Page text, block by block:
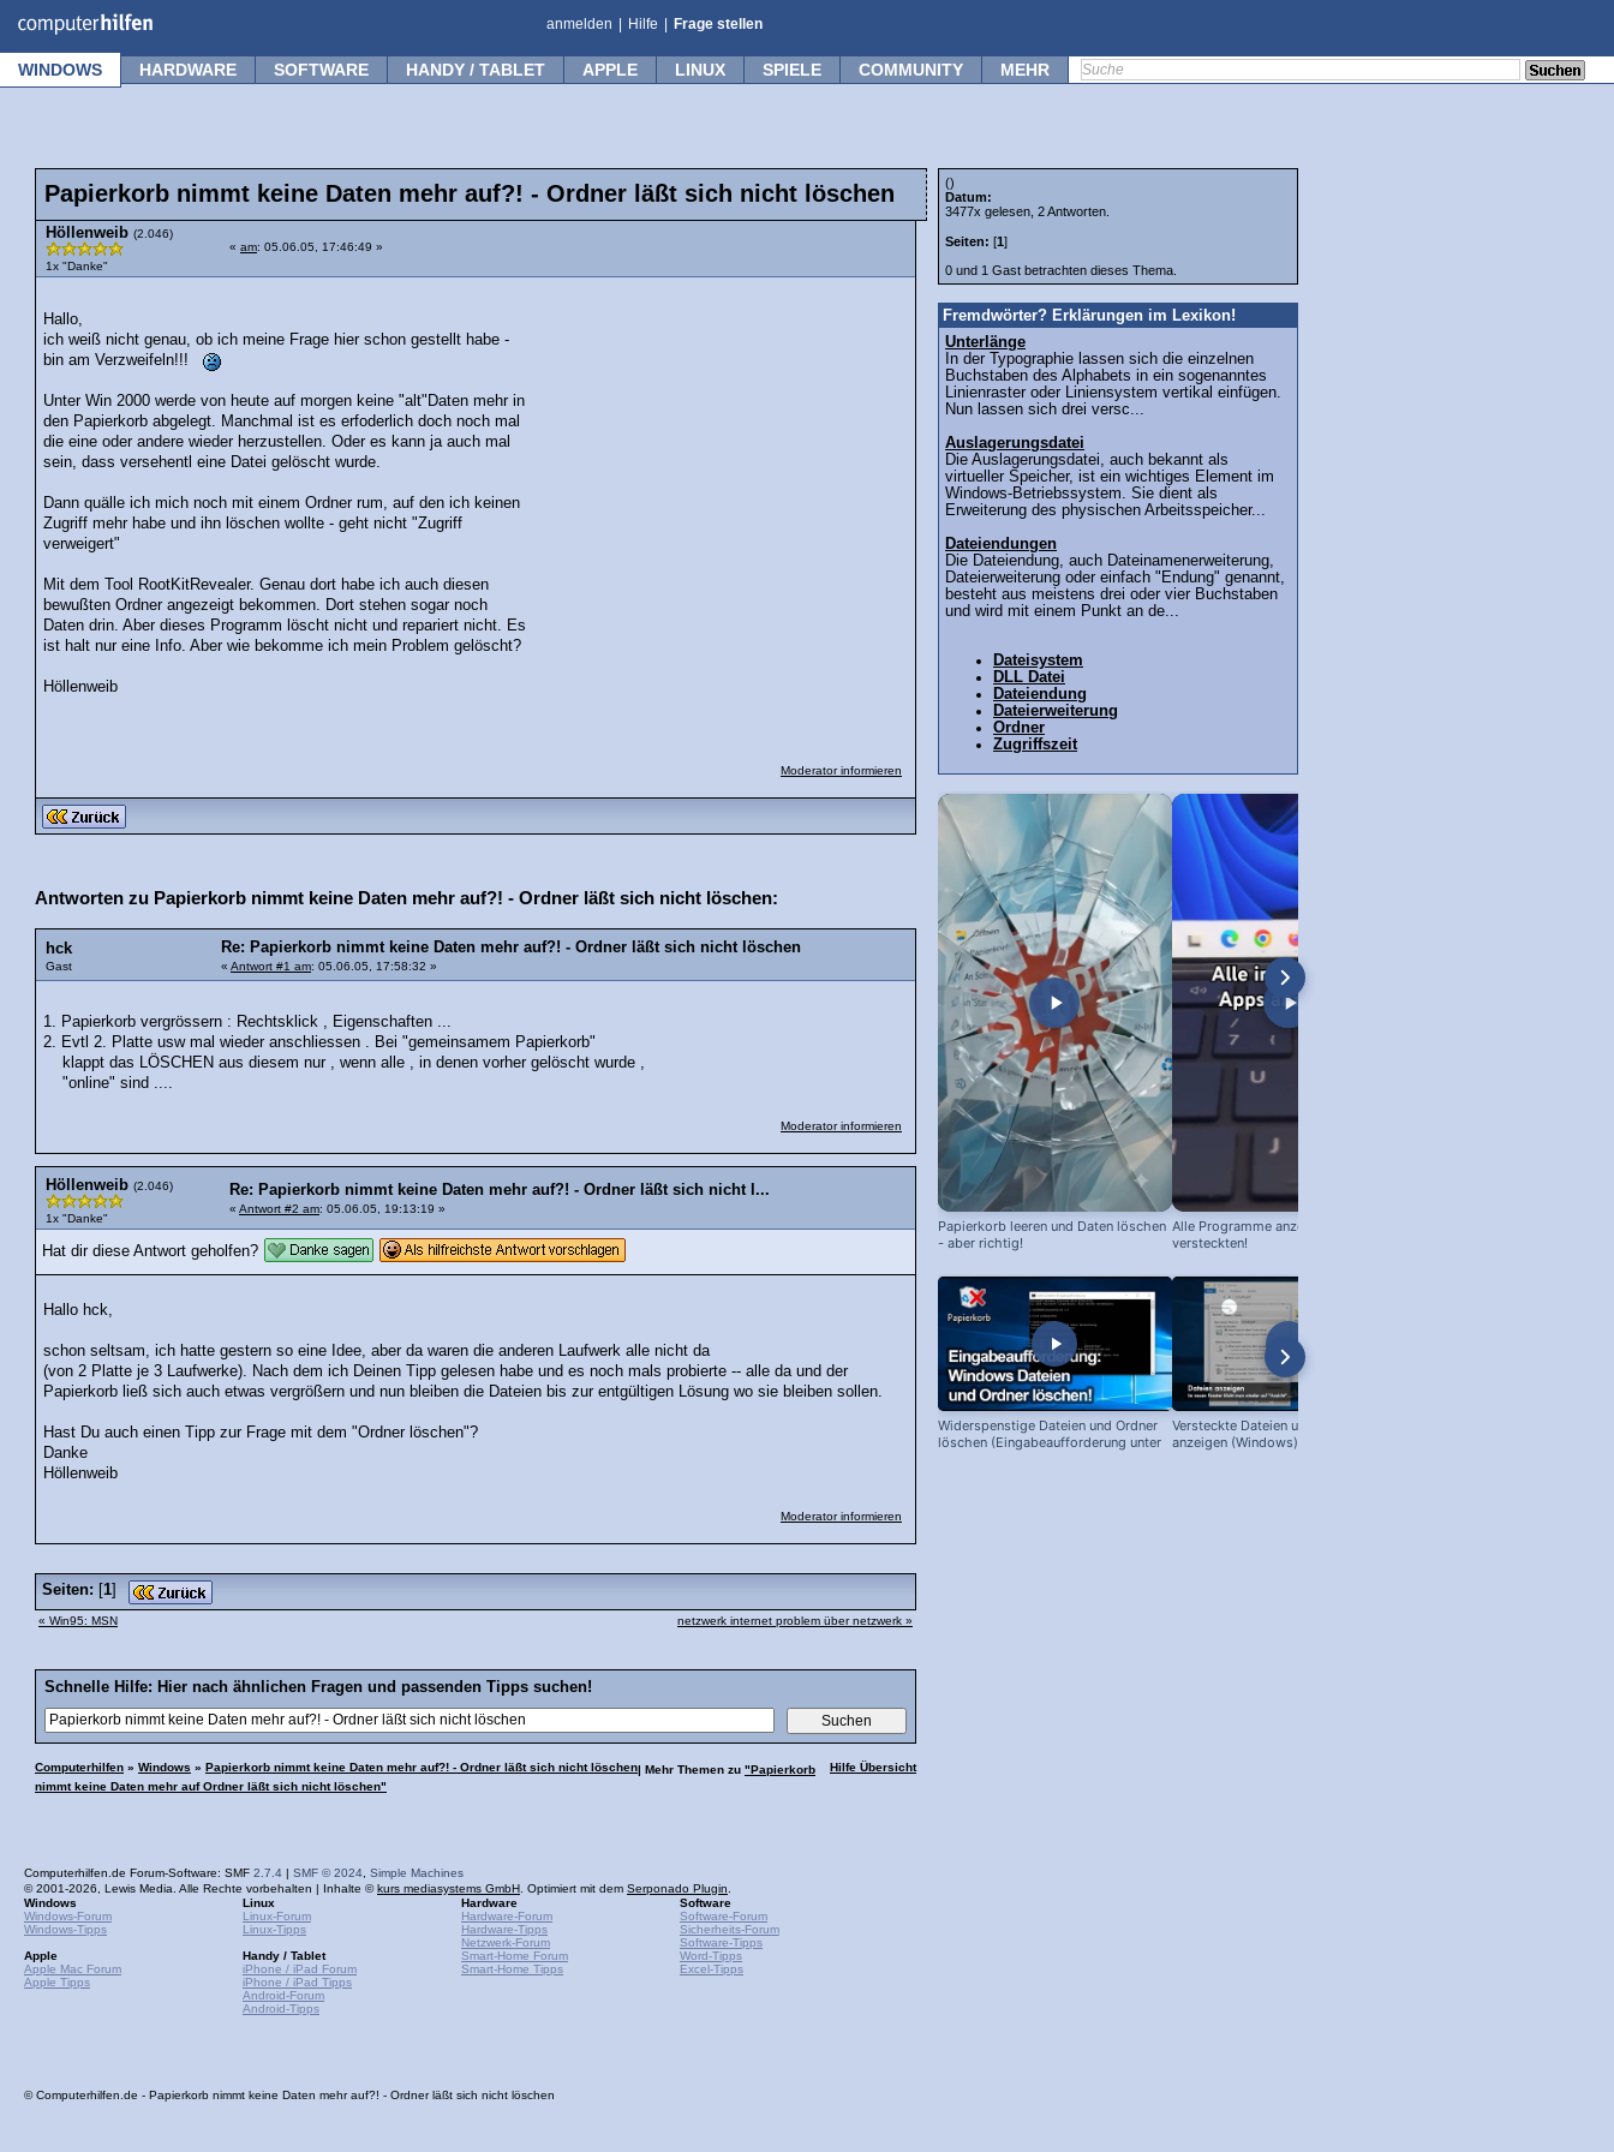
anmelden Hilfe Frage stellen
WINDOWS HARDWARE SOFTWARE HANDY / TABLET APPLE LINUX SPIELE COMMUNITY MEHR
Papierkorb nimmt keine Daten mehr auf?! - Ordner läßt sich nicht löschen
Höllenweib (2.046)
1x "Danke"
« am: 05.06.05, 17:46:49 »
Hallo,
ich weiß nicht genau, ob ich meine Frage hier schon gestellt habe -
bin am Verzweifeln!!!
Unter Win 2000 werde von heute auf morgen keine "alt"Daten mehr in
den Papierkorb abgelegt. Manchmal ist es erfoderlich doch noch mal
die eine oder andere wieder herzustellen. Oder es kann ja auch mal
sein, dass versehentl eine Datei gelöscht wurde.
Dann quälle ich mich noch mit einem Ordner rum, auf den ich keinen
Zugriff mehr habe und ihn löschen wollte - geht nicht "Zugriff
verweigert"
Mit dem Tool RootKitRevealer. Genau dort habe ich auch diesen
bewußten Ordner angezeigt bekommen. Dort stehen sogar noch
Daten drin. Aber dieses Programm löscht nicht und repariert nicht. Es
ist halt nur eine Info. Aber wie bekomme ich mein Problem gelöscht?
Höllenweib
Moderator informieren
Antworten zu Papierkorb nimmt keine Daten mehr auf?! - Ordner läßt sich nicht löschen:
hck
Gast
Re: Papierkorb nimmt keine Daten mehr auf?! - Ordner läßt sich nicht löschen
« Antwort #1 am: 05.06.05, 17:58:32 »
1. Papierkorb vergrössern : Rechtsklick , Eigenschaften ...
2. Evtl 2. Platte usw mal wieder anschliessen . Bei "gemeinsamem Papierkorb"
klappt das LÖSCHEN aus diesem nur , wenn alle , in denen vorher gelöscht wurde ,
"online" sind ....
Moderator informieren
Höllenweib (2.046)
1x "Danke"
Re: Papierkorb nimmt keine Daten mehr auf?! - Ordner läßt sich nicht l...
« Antwort #2 am: 05.06.05, 19:13:19 »
Hat dir diese Antwort geholfen?
Hallo hck,
schon seltsam, ich hatte gestern so eine Idee, aber da waren die anderen Laufwerk alle nicht da
(von 2 Platte je 3 Laufwerke). Nach dem ich Deinen Tipp gelesen habe und es noch mals probierte -- alle da und der
Papierkorb ließ sich auch etwas vergrößern und nun bleiben die Dateien bis zur entgültigen Lösung wo sie bleiben sollen.
Hast Du auch einen Tipp zur Frage mit dem "Ordner löschen"?
Danke
Höllenweib
Moderator informieren
Seiten: [1]
« Win95: MSN netzwerk internet problem über netzwerk »
Schnelle Hilfe: Hier nach ähnlichen Fragen und passenden Tipps suchen!
Computerhilfen » Windows » Papierkorb nimmt keine Daten mehr auf?! - Ordner läßt sich nicht löschen Hilfe Übersicht
| Mehr Themen zu "Papierkorb
nimmt keine Daten mehr auf Ordner läßt sich nicht löschen"
()
Datum:
3477x gelesen, 2 Antworten.
Seiten: [1]
0 und 1 Gast betrachten dieses Thema.
Fremdwörter? Erklärungen im Lexikon!
Unterlänge
In der Typographie lassen sich die einzelnen
Buchstaben des Alphabets in ein sogenanntes
Linienraster oder Liniensystem vertikal einfügen.
Nun lassen sich drei versc...
Auslagerungsdatei
Die Auslagerungsdatei, auch bekannt als
virtueller Speicher, ist ein wichtiges Element im
Windows-Betriebssystem. Sie dient als
Erweiterung des physischen Arbeitsspeicher...
Dateiendungen
Die Dateiendung, auch Dateinamenerweiterung,
Dateierweiterung oder einfach "Endung" genannt,
besteht aus meistens drei oder vier Buchstaben
und wird mit einem Punkt an de...
Dateisystem
DLL Datei
Dateiendung
Dateierweiterung
Ordner
Zugriffszeit
Papierkorb leeren und Daten löschen
- aber richtig!
Alle Programme anzeigen – auch die
versteckten!
Widerspenstige Dateien und Ordner
löschen (Eingabeaufforderung unter
Versteckte Dateien und Ordner
anzeigen (Windows)
Computerhilfen.de Forum-Software: SMF 2.7.4 | SMF © 2024 Simple Machines
© 2001-2026, Lewis Media. Alle Rechte vorbehalten | Inhalte ©kurs mediasystems GmbH . Optimiert mit dem Serponado Plugin
Windows
Windows-Forum
Windows-Tipps
Apple
Apple Mac Forum
Apple Tipps
Linux
Linux-Forum
Linux-Tipps
Handy / Tablet
iPhone / iPad Forum
iPhone / iPad Tipps
Android-Forum
Android-Tipps
Hardware
Hardware-Forum
Hardware-Tipps
Netzwerk-Forum
Smart-Home Forum
Smart-Home Tipps
Software
Software-Forum
Sicherheits-Forum
Software-Tipps
Word-Tipps
Excel-Tipps
© Computerhilfen.de - Papierkorb nimmt keine Daten mehr auf?! - Ordner läßt sich nicht löschen